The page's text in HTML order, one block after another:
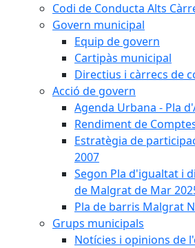
Codi de Conducta Alts
Govern municipal
Equip de govern
Cartipàs municipal
Directius i càrrecs de
Acció de govern
Agenda Urbana - Pla
Rendiment de
Estratègia de
2007
Segon Pla d'igualtat i
de Malgrat de Mar
Pla de barris Malgrat
Grups municipals
Notícies i opinions de